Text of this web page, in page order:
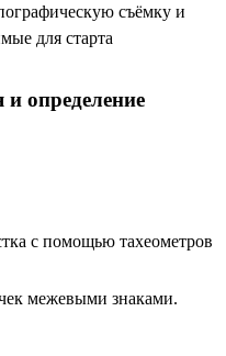
съёмку и
для старта
и определение
с помощью тахеометров
межевыми знаками.